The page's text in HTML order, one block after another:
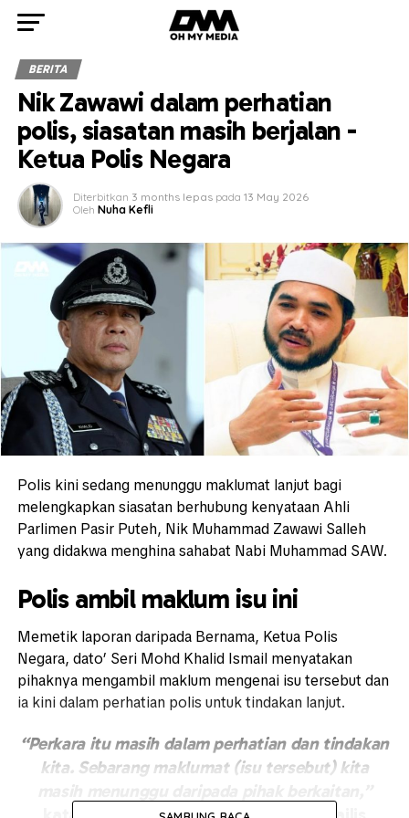
BERITA
Nik Zawawi dalam perhatian
polis, siasatan masih berjalan -
Ketua Polis Negara
Diterbitkan 3 months lepas pada 13 May 2026
Oleh Nuha Kefli
Polis kini sedang menunggu maklumat lanjut bagi
melengkapkan siasatan berhubung kenyataan Ahli
Parlimen Pasir Puteh, Nik Muhammad Zawawi Salleh
yang didakwa menghina sahabat Nabi Muhammad SAW.
Polis ambil maklum isu ini
Memetik laporan daripada Bernama, Ketua Polis
Negara, dato’ Seri Mohd Khalid Ismailmenyatakan
pihaknya mengambil maklum mengenai isu tersebut dan
ia kini dalam perhatian polis untuk tindakan lanjut.
“Perkara itu masih dalam perhatian dan tindakan
kita. Sebarang maklumat (isu tersebut) kita